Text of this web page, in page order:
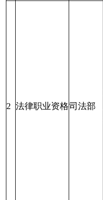
2 法律职业资格司法部